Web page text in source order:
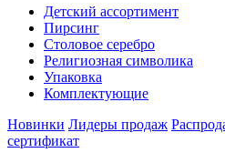
Детский ассортимент
Пирсинг
Столовое серебро
Религиозная символика
Упаковка
Комплектующие
Новинки Лидеры продаж
сертификат